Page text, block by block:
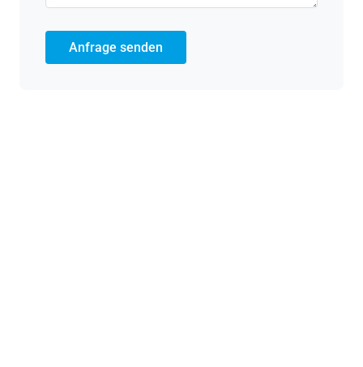
Anfrage senden